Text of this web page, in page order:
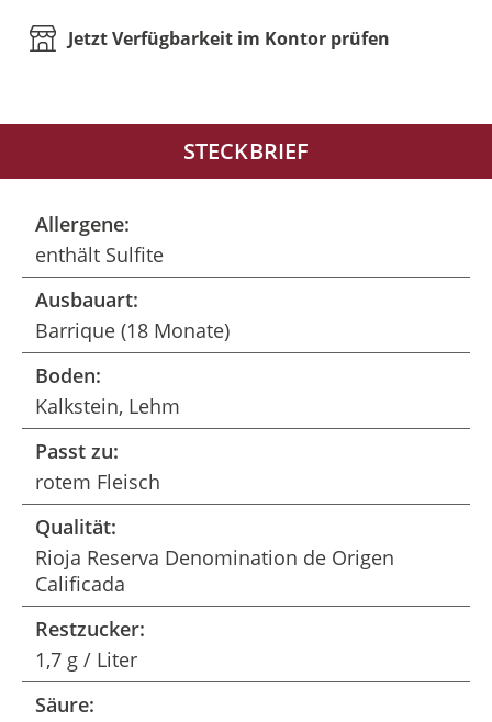
Jetzt Verfügbarkeit im Kontor prüfen
STECKBRIEF
Allergene:
enthält Sulfite
Ausbauart:
Barrique (18 Monate)
Boden:
Kalkstein, Lehm
Passt zu:
rotem Fleisch
Qualität:
Rioja Reserva Denomination de Origen
Calificada
Restzucker:
1,7 g / Liter
Säure: